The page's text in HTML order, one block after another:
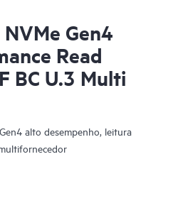
Gen4
Read
BC U.3 Multi
alto desempenho, leitura